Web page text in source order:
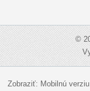
©
Zobraziť: Mobilnú verziu